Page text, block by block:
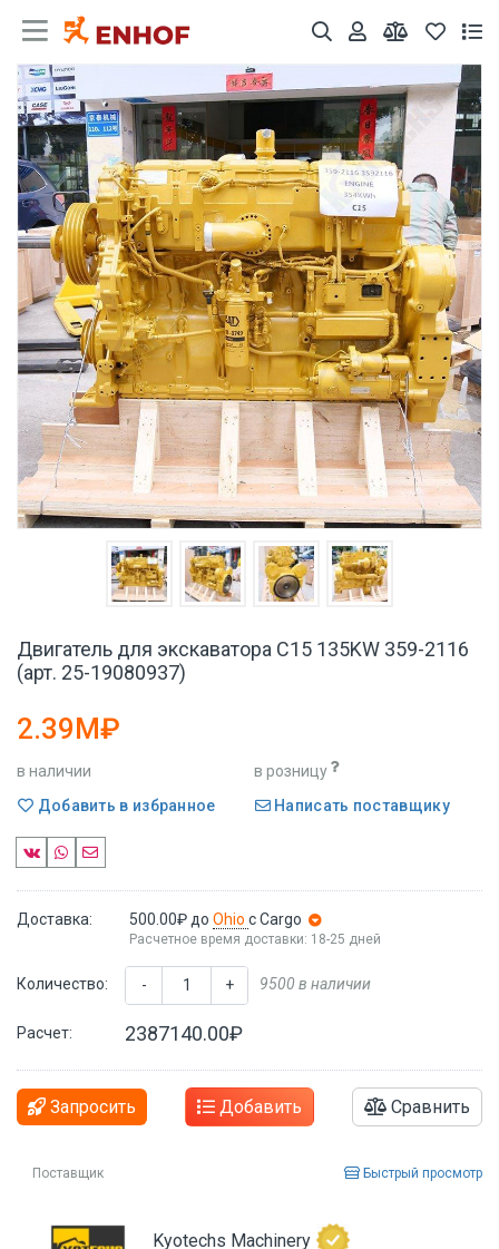
Двигатель для экскаватора C15 135KW 359-2116
(арт. 25-19080937)
2.39M₽
в наличии
в розницу
Добавить в избранное
Написать поставщику
Доставка: 500.00₽ до Ohio с Cargo
Расчетное время доставки: 18-25 дней
Количество: - + 9500 в наличии
Расчет: 2387140.00₽
Запросить Добавить Сравнить
Поставщик Быстрый просмотр
Kyotechs Machinery